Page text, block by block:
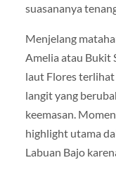
suasananya
Menjelang
Amelia atau Bukit
laut Flores terlihat
langit yang
keemasan.
highlight utama
Labuan Bajo